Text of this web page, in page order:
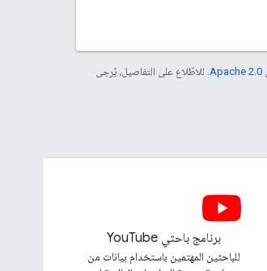
. للاطّلاع على التفاصيل، يُرجى
برنامج باحثي YouTube
للباحثين المهتمين باستخدام بيانات من